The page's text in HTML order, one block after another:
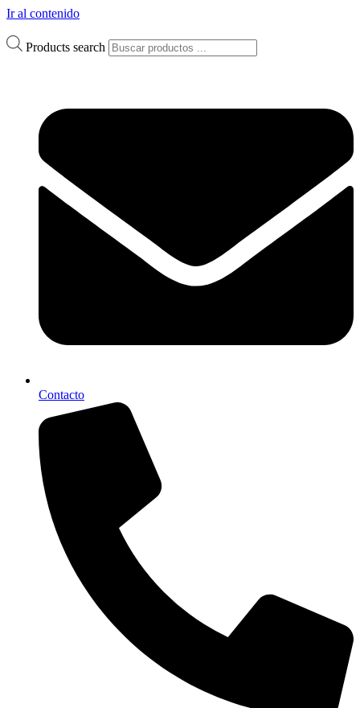
Ir al contenido
Products search
Contacto